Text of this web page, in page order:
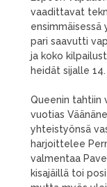
vaadittavat
ensimmäisessä
pari saavutti
ja koko
heidät sijalle 14.
Queenin tahtiin
vuotias
yhteistyönsä
harjoittelee
valmentaa
kisajäillä toi